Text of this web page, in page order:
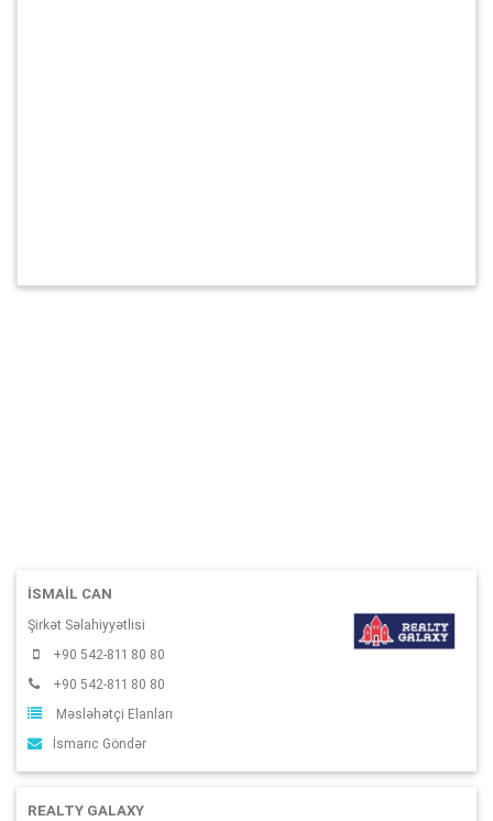
İSMAIL CAN
Şirkət Səlahiyyətlisi
+90 542-811 80 80
+90 542-811 80 80
Məsləhətçi Elanları
İsmarıc Göndər
REALTY GALAXY